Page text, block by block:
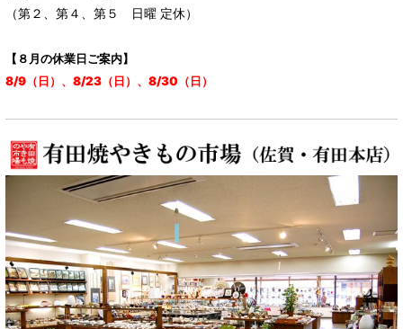
（第２、第４、第５ 日曜 定休）
【８月の休業日ご案内】
8/9（日）、8/23（日）、8/30（日）